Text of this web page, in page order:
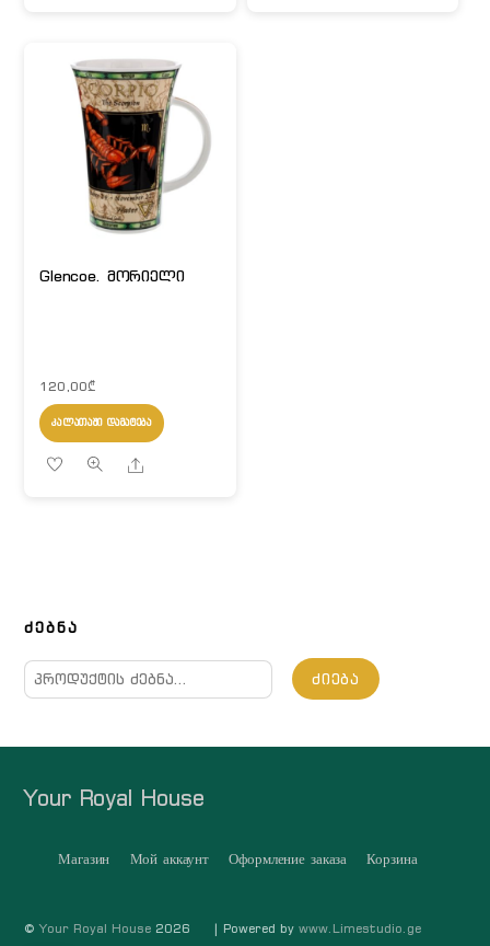
Glencoe. მორიელი
120,00₾
ᲙᲐᲚᲐᲗᲐᲨᲘ ᲓᲐᲛᲐᲢᲔᲑᲐ
Share
ᲫᲔᲑᲜᲐ
ძებნა:
ᲫᲘᲔᲑᲐ
Your Royal House
Магазин Мой аккаунт Оформление заказа Корзина
©Your Royal House 2026 | Powered by www.Limestudio.ge